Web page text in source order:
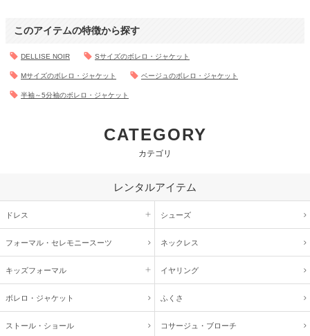
このアイテムの特徴から探す
DELLISE NOIR Sサイズのボレロ・ジャケット
Mサイズのボレロ・ジャケット ベージュのボレロ・ジャケット
半袖～5分袖のボレロ・ジャケット
CATEGORY
カテゴリ
レンタルアイテム
ドレス シューズ
フォーマル・ セレモニースーツ ネックレス
キッズフォーマル イヤリング
ボレロ・ジャケット ふくさ
ストール・ショール コサージュ・ ブローチ